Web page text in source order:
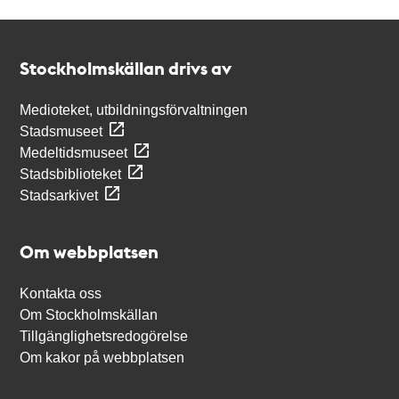
Stockholmskällan drivs av
Medioteket, utbildningsförvaltningen
Stadsmuseet
Medeltidsmuseet
Stadsbiblioteket
Stadsarkivet
Om webbplatsen
Kontakta oss
Om Stockholmskällan
Tillgänglighetsredogörelse
Om kakor på webbplatsen